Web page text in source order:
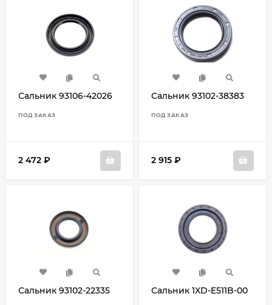
Сальник 93106-42026
ПОД ЗАКАЗ
2 472 ₽
Сальник 93102-38383
ПОД ЗАКАЗ
2 915 ₽
Сальник 93102-22335 Сальник 1XD-E511B-00